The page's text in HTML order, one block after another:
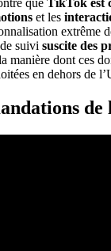
que TikTok est
et les
extrême
suivi suscite des
manière dont ces
en dehors de
de